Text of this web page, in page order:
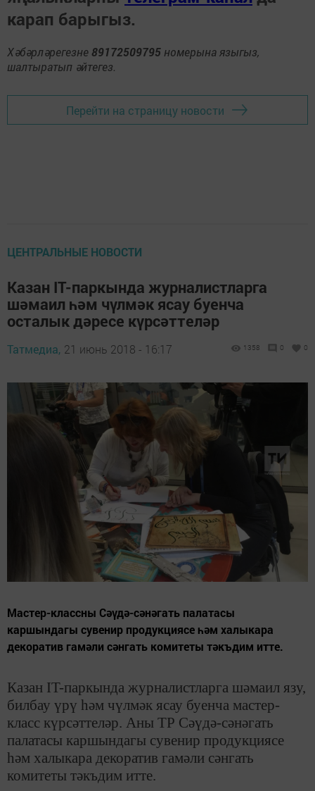
карап барыгыз.
Хәбәрләрегезне 89172509795 номерына языгыз,
шалтыратып әйтегез.
Перейти на страницу новости
ЦЕНТРАЛЬНЫЕ НОВОСТИ
Казан IT-паркында журналистларга
шәмаил һәм чүлмәк ясау буенча
осталык дәресе күрсәттеләр
Татмедиа, 21 июнь 2018 - 16:17 1358 0 0
Мастер-классны Сәүдә-сәнәгать палатасы
каршындагы сувенир продукциясе һәм халыкара
декоратив гамәли сәнгать комитеты тәкъдим итте.
Казан IT-паркында журналистларга шәмаил язу,
билбау үрү һәм чүлмәк ясау буенча мастер-
класс күрсәттеләр. Аны ТР Сәүдә-сәнәгать
палатасы каршындагы сувенир продукциясе
һәм халыкара декоратив гамәли сәнгать
комитеты тәкъдим итте.